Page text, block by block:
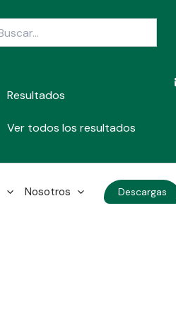
Resultados
Ver todos los resultados
Nosotros Descargas